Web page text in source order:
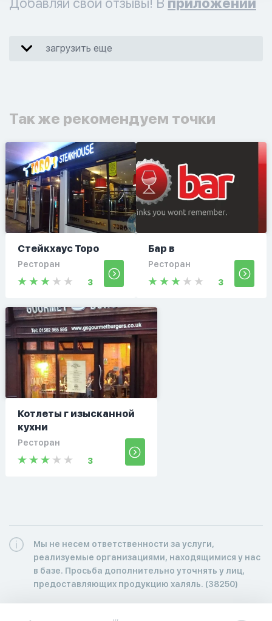
загрузить еще
Так же рекомендуем точки
Стейкхаус Торо
Ресторан
3
Бар в
Ресторан
3
Котлеты г изысканной
кухни
Ресторан
3
Мы не несем ответственности за услуги,
реализуемые организациями, находящимися у нас
в базе. Просьба дополнительно уточнять у лиц,
предоставляющих продукцию халяль. (38250)